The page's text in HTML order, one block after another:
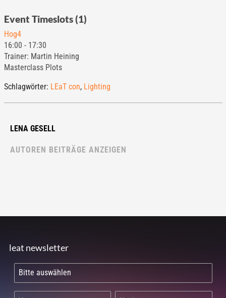
Event Timeslots (1)
Hog4
16:00 - 17:30
Trainer: Martin Heining
Masterclass Plots
Schlagwörter: LEaT con, Lighting
LENA GESELL
AUTOREN BEITRÄGE ANZEIGEN
leat newsletter